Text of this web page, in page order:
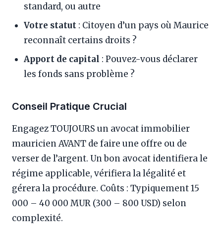
standard, ou autre
Votre statut : Citoyen d’un pays où Maurice
reconnaît certains droits ?
Apport de capital : Pouvez-vous déclarer
les fonds sans problème ?
Conseil Pratique Crucial
Engagez TOUJOURS un avocat immobilier
mauricien AVANT de faire une offre ou de
verser de l’argent. Un bon avocat identifiera le
régime applicable, vérifiera la légalité et
gérera la procédure. Coûts : Typiquement 15
000 – 40 000 MUR (300 – 800 USD) selon
complexité.